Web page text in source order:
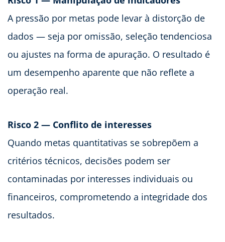
A pressão por metas pode levar à distorção de
dados — seja por omissão, seleção tendenciosa
ou ajustes na forma de apuração. O resultado é
um desempenho aparente que não reflete a
operação real.
Risco 2 — Conflito de interesses
Quando metas quantitativas se sobrepõem a
critérios técnicos, decisões podem ser
contaminadas por interesses individuais ou
financeiros, comprometendo a integridade dos
resultados.